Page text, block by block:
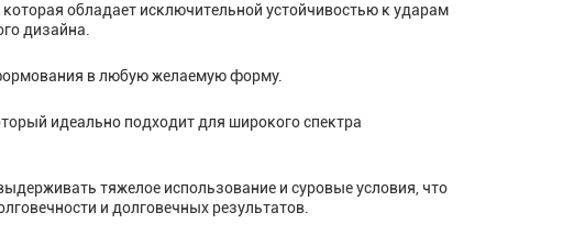
обладает исключительной устойчивостью к ударам
дизайна.
в любую желаемую форму.
идеально подходит для широкого спектра
тяжелое использование и суровые условия, что
и долговечных результатов.